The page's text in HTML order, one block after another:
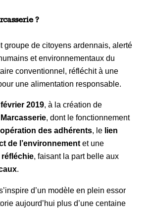
?
groupe de citoyens ardennais, alerté
et environnementaux du
conventionnel, réfléchit à une
une alimentation responsable.
février 2019, à la création de
Marcasserie, dont le fonctionnement
des adhérents, le lien
de l’environnement et une
, faisant la part belle aux
.
d’un modèle en plein essor
aujourd’hui plus d’une centaine